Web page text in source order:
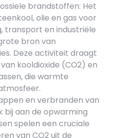
brandstoffen: Het
olie en gas voor
transport en industriële
bron van
Deze activiteit draagt
kooldioxide (CO2) en
die warmte
en verbranden van
bij aan de opwarming
spelen een cruciale
van CO2 uit de